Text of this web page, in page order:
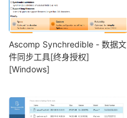
Ascomp Synchredible - 数据文
件同步工具[终身授权]
[Windows]